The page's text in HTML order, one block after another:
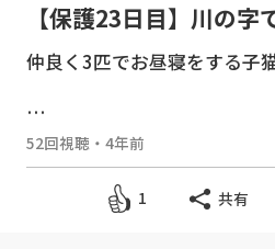
【保護23日目】川の字
猫たちに癒やされるわ
記】
仲良く3匹でお昼寝をする子猫
チャンネル登録をお願いしま
y-tv.online/channel/27/
無料動画サイト Goody!TV
52回視聴 ・ 4年前
1 共有